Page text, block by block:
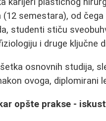
(12 semestara), od
studenti stiču
i druge ključne
osnovnih studija,
ovoga, diplomirani
opšte prakse -